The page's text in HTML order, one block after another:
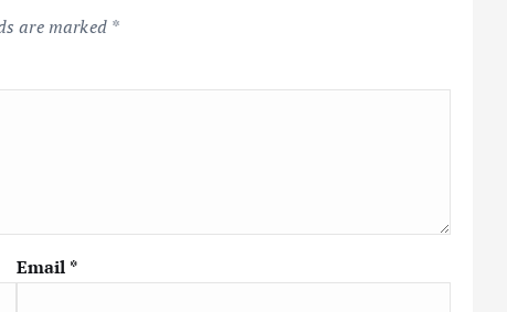
are marked *
Email *